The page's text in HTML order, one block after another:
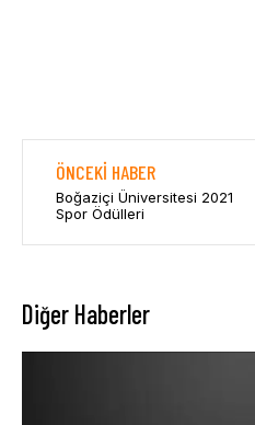
ÖNCEKI HABER
Boğaziçi Üniversitesi 2021
Spor Ödülleri
Diğer Haberler